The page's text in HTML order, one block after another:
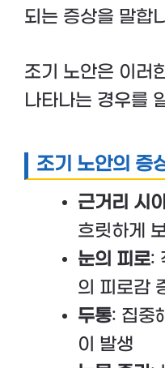
되는 증상을 말합
조기 노안은 이러
나타나는 경우를
조기 노안의 증
근거리 시
흐릿하게
눈의 피로:
의 피로감
두통: 집중
이 발생